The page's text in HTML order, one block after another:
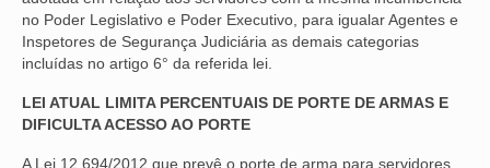
no Poder Legislativo e Poder Executivo, para igualar Agentes e
Inspetores de Segurança Judiciária as demais categorias
incluídas no artigo 6° da referida lei.
LEI ATUAL LIMITA PERCENTUAIS DE PORTE DE ARMAS E
DIFICULTA ACESSO AO PORTE
A Lei 12.694/2012 que prevê o porte de arma para servidores